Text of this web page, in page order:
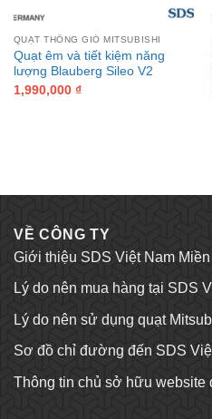
QUẠT THÔNG GIÓ MITSUBISHI
Quạt êm và tiết kiệm năng
lượng Blauberg Sileo V2
1,990,000 ₫
VỀ CÔNG TY
Giới thiệu SDS Việt Nam
Lý do nên mua hàng tại SDS
Lý do nên sử dụng quạt
Sơ đồ chỉ đường đến SDS
Thông tin chủ sở hữu website